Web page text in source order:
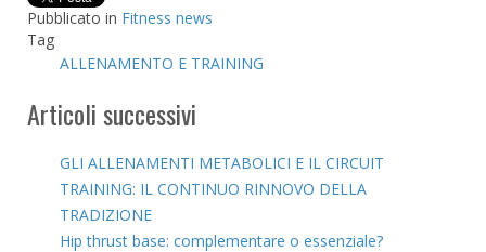
Pubblicato in Fitness news
Tag
ALLENAMENTO E TRAINING
Articoli successivi
GLI ALLENAMENTI METABOLICI E IL CIRCUIT
TRAINING: IL CONTINUO RINNOVO DELLA
TRADIZIONE
Hip thrust base: complementare o essenziale?